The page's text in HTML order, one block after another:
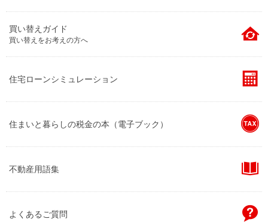
買い替えガイド
買い替えをお考えの方へ
住宅ローンシミュレーション
住まいと暮らしの税金の本（電子ブック）
不動産用語集
よくあるご質問